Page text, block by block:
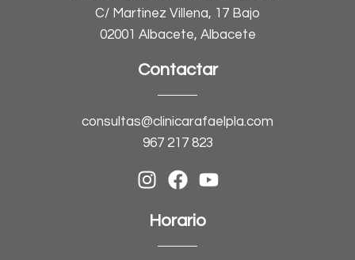
C/ Martinez Villena, 17 Bajo
02001 Albacete, Albacete
Contactar
consultas@clinicarafaelpla.com
967 217 823
Horario